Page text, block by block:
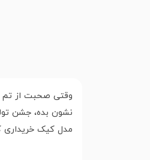
وقتی صحبت از تم
نشون بده، جشن
مدل کیک خریداری